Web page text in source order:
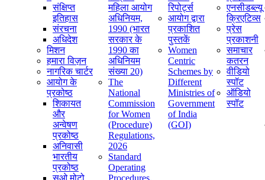
संक्षिप्‍त
इतिहास
संरचना
अधिदेश
मिशन
हमारा विज़न
नागरिक चार्टर
आयोग के
प्रकोष्ठ
शिकायत
और
अन्वेषण
प्रकोष्ठ
अनिवासी
भारतीय
प्रकोष्ठ
सुओ मोटो
महिला आयोग
अधिनियम,
1990 (भारत
सरकार के
1990 का
अधिनियम
संख्या 20)
The
National
Commission
for Women
(Procedure)
Regulations,
2026
Standard
Operating
Procedures,
रिपोर्ट्स
आयोग द्वारा
प्रकाशित
पुस्तकें
Women
Centric
Schemes by
Different
Ministries of
Government
of India
(GOI)
एनसीडब्ल्यू
क्रिएटिव्स
प्रेस
प्रकाशनी
समाचार
कतरन
वीडियो
स्पॉट
ऑडियो
स्पॉट